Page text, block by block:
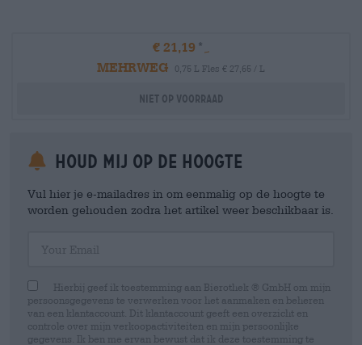
€ 21,19
MEHRWEG
0,75 L Fles € 27,65 / L
Niet op voorraad
Houd mij op de hoogte
Vul hier je e-mailadres in om eenmalig op de hoogte te
worden gehouden zodra het artikel weer beschikbaar is.
Hierbij geef ik toestemming aan Bierothek ® GmbH om mijn
persoonsgegevens te verwerken voor het aanmaken en beheren
van een klantaccount. Dit klantaccount geeft een overzicht en
controle over mijn verkoopactiviteiten en mijn persoonlijke
gegevens. Ik ben me ervan bewust dat ik deze toestemming te